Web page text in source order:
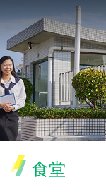
食堂